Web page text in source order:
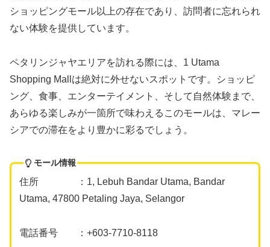
ショッピングモール以上の存在であり、訪問者に忘れられ
ない体験を提供しています。
ペタリンジャヤエリアを訪れる際には、1 Utama
Shopping Mallは絶対に外せないスポットです。ショッピ
ング、食事、エンターテイメント、そして自然体験まで、
あらゆる楽しみが一箇所で味わえるこのモールは、マレー
シアでの滞在をより豊かに彩るでしょう。
モール情報
住所 ：1, Lebuh Bandar Utama, Bandar
Utama, 47800 Petaling Jaya, Selangor
電話番号 ：+603-7710-8118